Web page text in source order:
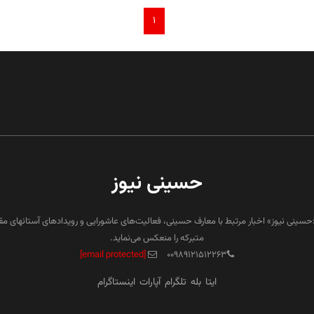
۱
حسینی نیوز
نیوز» اخبار مرتبط با معارف حسینی، فعالیت‌های عاشورایی و رویدادهای
متبرکه را منعکس می‌نماید.
۰۰۹۸۹۱۲۱۵۱۲۲۶۳
[email protected]
ایتا بله تلگرام آپارات اینستاگرام